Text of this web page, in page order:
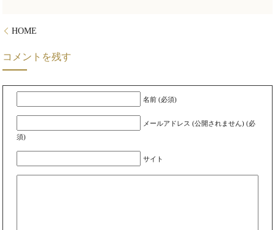
HOME
コメントを残す
名前 (必須)
メールアドレス (公開されません) (必
須)
サイト